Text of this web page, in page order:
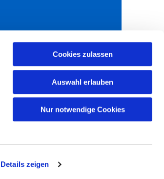
Details zeigen
Cookies zulassen
Auswahl erlauben
Nur notwendige Cookies
bedburg@ekir.de